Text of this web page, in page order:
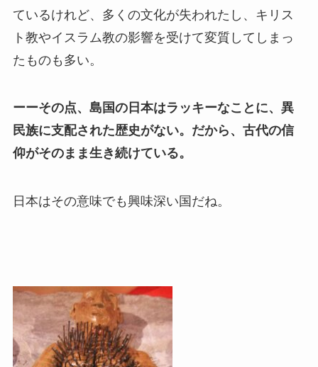
ているけれど、多くの文化が失われたし、キリス
ト教やイスラム教の影響を受けて変質してしまっ
たものも多い。
ーーその点、島国の日本はラッキーなことに、異
民族に支配された歴史がない。だから、古代の信
仰がそのまま生き続けている。
日本はその意味でも興味深い国だね。